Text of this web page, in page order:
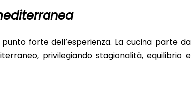
forte dell’esperienza. La cucina parte da
privilegiando stagionalità, equilibrio e